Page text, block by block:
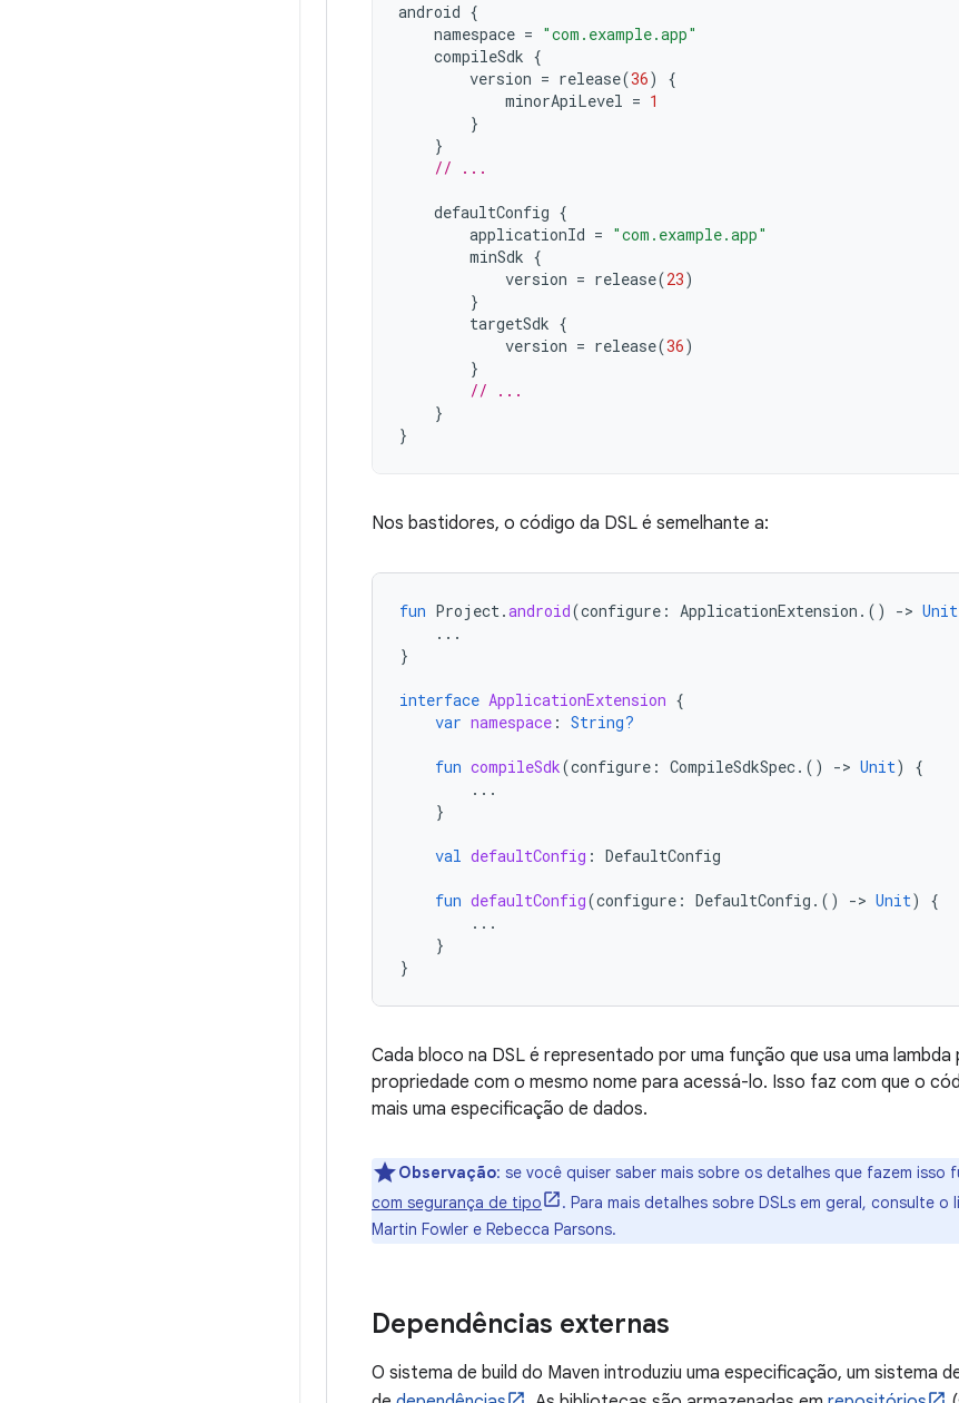
android {
namespace = "com.example.app"
compileSdk {
version = release(36)
{
minorApiLevel = 1
}
}
// ...
defaultConfig {
applicationId = "com.example.app"
minSdk {
version = release(23)
}
targetSdk {
version = release(36)
}
// ...
}
}
Nos bastidores, o código da DSL é semelhante a:
fun Project.android(configure : ApplicationExtension .() -> Unit
...
}
interface ApplicationExtension {
var namespace : String?
fun compileSdk(configure : CompileSdkSpec.() -> Unit)
{
...
}
val defaultConfig : DefaultConfig
fun defaultConfig(configure : DefaultConfig .() -> Unit)
{
...
}
}
Cada bloco na DSL é representado por uma função que usa uma
propriedade com o mesmo nome para acessá-lo. Isso faz com que o
mais uma especificação de dados.
Observação: se você quiser saber mais sobre os detalhes que fazem isso
com segurança de tipo
. Para mais detalhes sobre DSLs em geral, consulte o
Martin Fowler e Rebecca Parsons.
Dependências externas
O sistema de build do Maven introduziu uma especificação, um sistema